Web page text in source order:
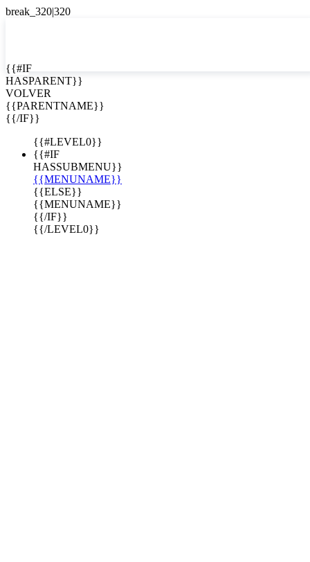

EN
ES
{{#IF
HASPARENT}}
VOLVER
{{PARENTNAME}}
{{/IF}}
{{#LEVEL0}}
{{#IF
HASSUBMENU}}
{{MENUNAME}}
{{ELSE}}
{{MENUNAME}}
{{/IF}}
{{/LEVEL0}}